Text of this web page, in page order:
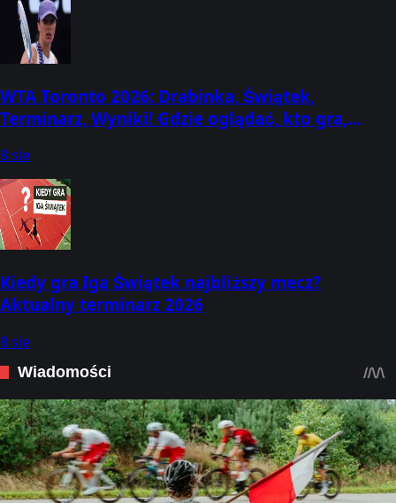
WTA Toronto 2026: Drabinka, Świątek,
Terminarz, Wyniki! Gdzie oglądać, kto gra,
8 sie
Kiedy gra Iga Świątek najbliższy mecz?
Aktualny terminarz 2026
8 sie